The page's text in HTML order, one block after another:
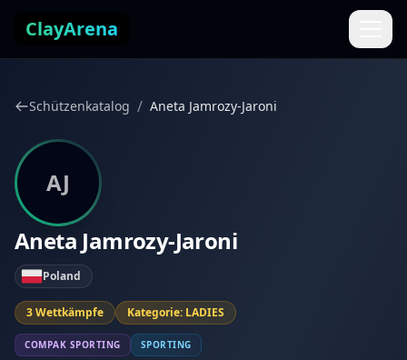
ClayArena
Schützenkatalog / Aneta Jamrozy-Jaroni
AJ
Aneta Jamrozy-Jaroni
Poland
3 Wettkämpfe Kategorie: LADIES
COMPAK SPORTING SPORTING